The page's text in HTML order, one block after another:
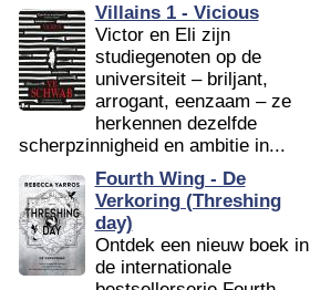
Villains 1 - Vicious
Victor en Eli zijn
studiegenoten op de
universiteit – briljant,
arrogant, eenzaam – ze
herkennen dezelfde
scherpzinnigheid en ambitie in...
Fourth Wing - De
Verkoring (Threshing
day)
Ontdek een nieuw boek in
de internationale